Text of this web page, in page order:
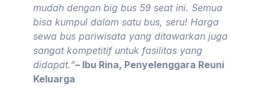
mudah dengan big bus 59 seat ini. Semua
bisa kumpul dalam satu bus, seru! Harga
sewa bus pariwisata yang ditawarkan juga
sangat kompetitif untuk fasilitas yang
didapat.”– Ibu Rina, Penyelenggara Reuni
Keluarga